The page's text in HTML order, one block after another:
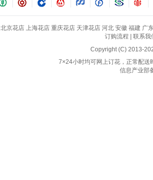
北京花店 上海花店 重庆花店 天津花店 河北 安徽 福建 广
订购流程
联系我
Copyright (C) 2013-
7×24小时均可网上订花，正常配
信息产业部